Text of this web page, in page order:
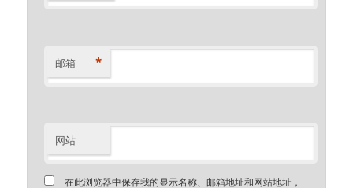
邮箱 *
网站
在此浏览器中保存我的显示名称、邮箱地址和网站地址，